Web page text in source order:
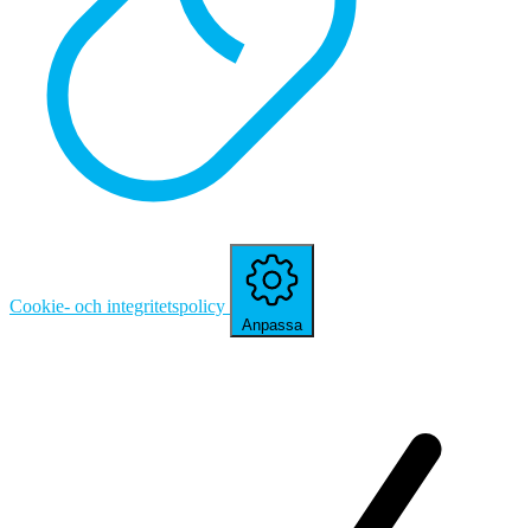
Cookie- och integritetspolicy
Anpassa